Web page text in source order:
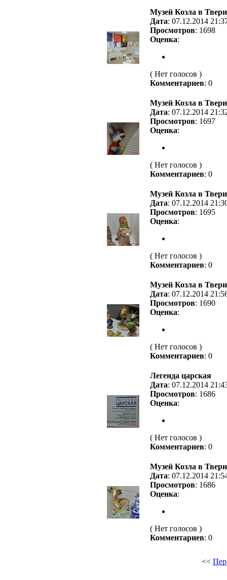
Музей Козла в Твери
Дата: 07.12.2014
Просмотров: 1698
Оценка:
( Нет голосов )
Комментариев: 0
Музей Козла в Твери
Дата: 07.12.2014
Просмотров: 1697
Оценка:
( Нет голосов )
Комментариев: 0
Музей Козла в Твери
Дата: 07.12.2014
Просмотров: 1695
Оценка:
( Нет голосов )
Комментариев: 0
Музей Козла в Твери
Дата: 07.12.2014
Просмотров: 1690
Оценка:
( Нет голосов )
Комментариев: 0
Легенда царская
Дата: 07.12.2014
Просмотров: 1686
Оценка:
( Нет голосов )
Комментариев: 0
Музей Козла в Твери
Дата: 07.12.2014
Просмотров: 1686
Оценка:
( Нет голосов )
Комментариев: 0
<<